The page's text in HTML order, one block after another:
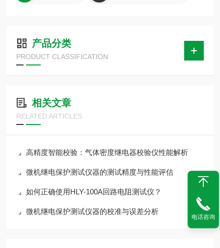
产品分类
PRODUCT CLASSIFICATION
相关文章
RELATED ARTICLES
高精度智能校验：气体密度继电器校验仪性能解析
微机继电保护测试仪器的测试精度与性能评估
如何正确使用HLY-100A回路电阻测试仪？
微机继电保护测试仪器的校准与误差分析
电话咨询